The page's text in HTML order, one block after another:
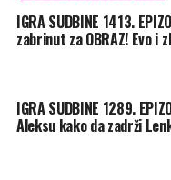
IGRA SUDBINE 1413.
zabrinut za OBRAZ! Evo i
IGRA SUDBINE 1289.
Aleksu kako da zadrži